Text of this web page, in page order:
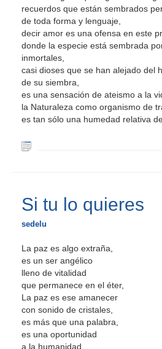
recuerdos que están sembrados
de toda forma y lenguaje,
decir amor es una ofensa en este
donde la especie está sembrada
inmortales,
casi dioses que se han alejado del
de su siembra,
es una sensación de ateismo a la
la Naturaleza como organismo de
es tan sólo una humedad relativa
Si tu lo quieres
sedelu
La paz es algo extraña,
es un ser angélico
lleno de vitalidad
que permanece en el éter,
La paz es ese amanecer
con sonido de cristales,
es más que una palabra,
es una oportunidad
a la humanidad,